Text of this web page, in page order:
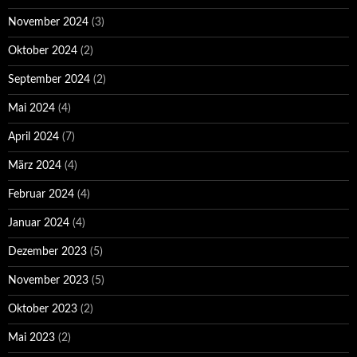
November 2024 (3)
Oktober 2024 (2)
September 2024 (2)
Mai 2024 (4)
April 2024 (7)
März 2024 (4)
Februar 2024 (4)
Januar 2024 (4)
Dezember 2023 (5)
November 2023 (5)
Oktober 2023 (2)
Mai 2023 (2)